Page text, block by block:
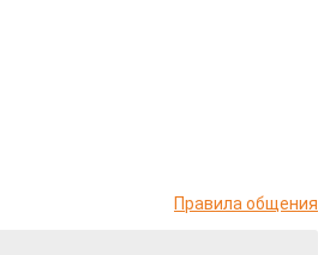
Правила общения